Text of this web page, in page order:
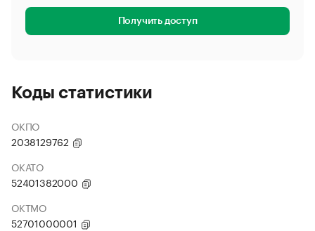
Получить доступ
Коды статистики
ОКПО
2038129762
ОКАТО
52401382000
ОКТМО
52701000001